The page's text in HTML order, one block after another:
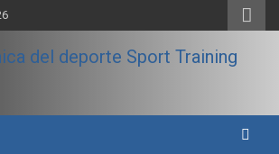
del deporte
y entrenamiento.